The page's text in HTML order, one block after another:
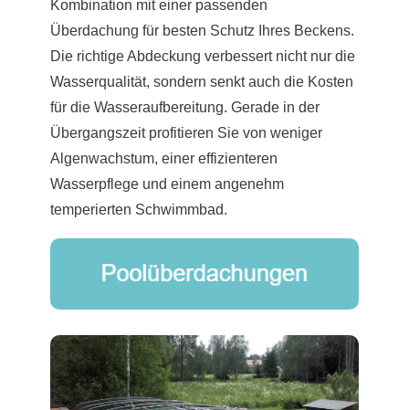
Kombination mit einer passenden
Überdachung für besten Schutz Ihres Beckens.
Die richtige Abdeckung verbessert nicht nur die
Wasserqualität, sondern senkt auch die Kosten
für die Wasseraufbereitung. Gerade in der
Übergangszeit profitieren Sie von weniger
Algenwachstum, einer effizienteren
Wasserpflege und einem angenehm
temperierten Schwimmbad.